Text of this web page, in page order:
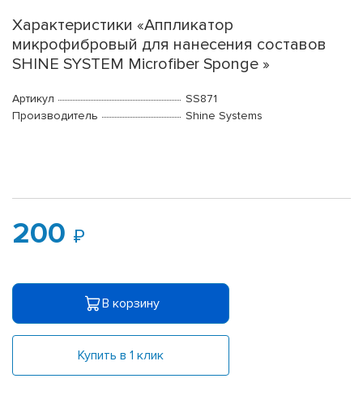
Характеристики «Аппликатор
микрофибровый для нанесения составов
SHINE SYSTEM Microfiber Sponge »
Артикул
SS871
Производитель
Shine Systems
200
В корзину
Купить в 1 клик